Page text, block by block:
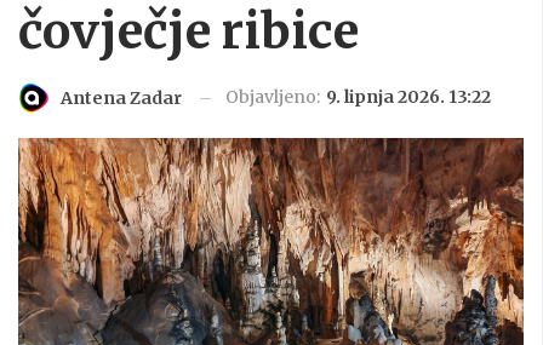
čovječje ribice
Antena Zadar Objavljeno: 9. lipnja 2026. 13:22